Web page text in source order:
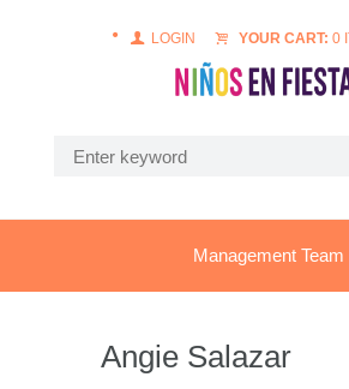
LOGIN YOUR CART: 0
Management Team
Angie Salazar